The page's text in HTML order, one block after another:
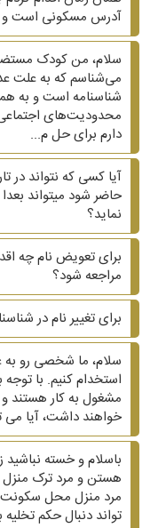
آدرس مسکونی است و
سلام، من کودک
می‌شناسم که به علت
شناسنامه است و به
محدودیت‌های
دارم برای حل م...
آیا کسی که نتواند در
حاضر شود میتواند
نماید؟
برای تعویض نام چه
مراجعه شود؟
برای تغییر نام در
سلام، ما شخصی رو به
استخدام کنیم. با
مشغول به کار
خواهند داشت، آیا می
باسلام و خسته
هستن و مرد ترک منزل
تواند دنبال حکم